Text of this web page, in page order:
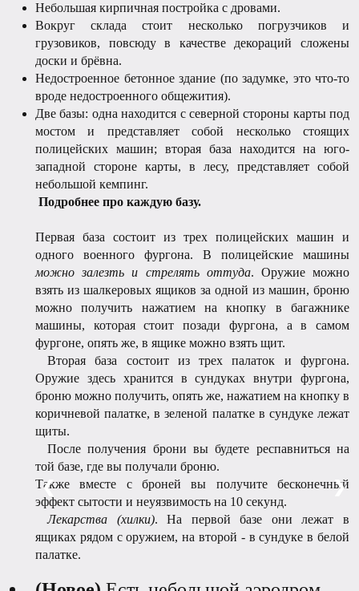
Небольшая кирпичная постройка с дровами.
Вокруг склада стоит несколько погрузчиков и
грузовиков, повсюду в качестве декораций сложены
доски и брёвна.
Недостроенное бетонное здание (по задумке, это что-то
вроде недостроенного общежития).
Две базы: одна находится с северной стороны карты под
мостом и представляет собой несколько стоящих
полицейских машин; вторая база находится на юго-
западной стороне карты, в лесу, представляет собой
небольшой кемпинг.
Подробнее про каждую базу.
Первая база состоит из трех полицейских машин и
одного военного фургона. В полицейские машины
можно залезть и стрелять оттуда. Оружие можно
взять из шалкеровых ящиков за одной из машин, броню
можно получить нажатием на кнопку в багажнике
машины, которая стоит позади фургона, а в самом
фургоне, опять же, в ящике можно взять щит.
ᅠВторая база состоит из трех палаток и фургона.
Оружие здесь хранится в сундуках внутри фургона,
броню можно получить, опять же, нажатием на кнопку в
коричневой палатке, в зеленой палатке в сундуке лежат
щиты.
ᅠПосле получения брони вы будете респавниться на
той базе, где вы получали броню.
Также вместе с броней вы получите бесконечный
эффект сытости и неуязвимость на 10 секунд.
ᅠЛекарства (хилки). На первой базе они лежат в
ящиках рядом с оружием, на второй - в сундуке в белой
палатке.
❮ ❯